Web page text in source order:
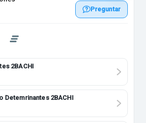
Preguntar
2BACHI
Detemrinantes 2BACHI